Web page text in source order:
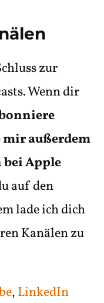
zur
Wenn dir
mir außerdem
bei Apple
auf den
lade ich dich
Kanälen zu
,LinkedIn